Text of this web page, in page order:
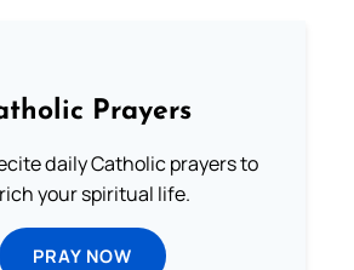
Prayers
daily Catholic prayers to
your spiritual life.
PRAY NOW